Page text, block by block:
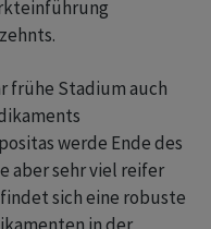
frühe Stadium auch
werde Ende des
aber sehr viel reifer
sich eine robuste